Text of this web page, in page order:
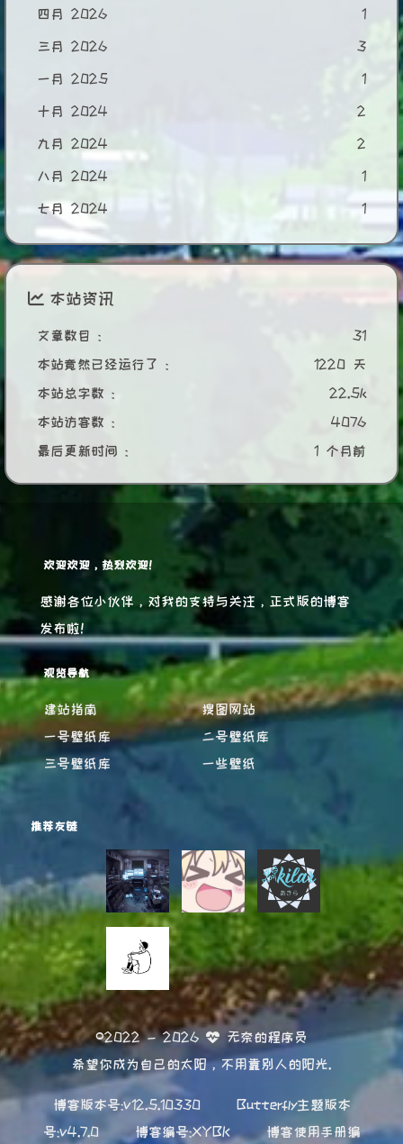
四月 2026 1
三月 2026 3
一月 2025 1
十月 2024 2
九月 2024 2
八月 2024 1
七月 2024 1
本站资讯
文章数目 :
31
本站竟然已经运行了 :
1220 天
本站总字数 :
22.5k
本站访客数 :
4076
最后更新时间 :
1 个月前
欢迎欢迎，热烈欢迎！
感谢各位小伙伴，对我的支持与关注，正式版的博客
发布啦！
观览导航
建站指南
搜图网站
一号壁纸库
二号壁纸库
三号壁纸库
一些壁纸
推荐友链
©2022 - 2026
无奈的程序员
希望你成为自己的太阳，不用靠别人的阳光.
博客版本号:v12.5.10330
Butterfly主题版本
号:v4.7.0
博客编号:XYBK 博客使用手册编